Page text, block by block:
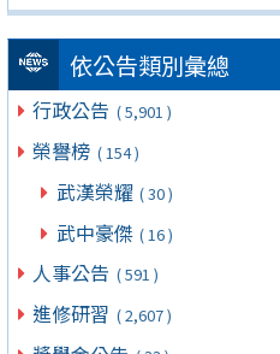
依公告類別彙總
行政公告 ( 5,901 )
榮譽榜 ( 154 )
武漢榮耀 ( 30 )
武中豪傑 ( 16 )
人事公告 ( 591 )
進修研習 ( 2,607 )